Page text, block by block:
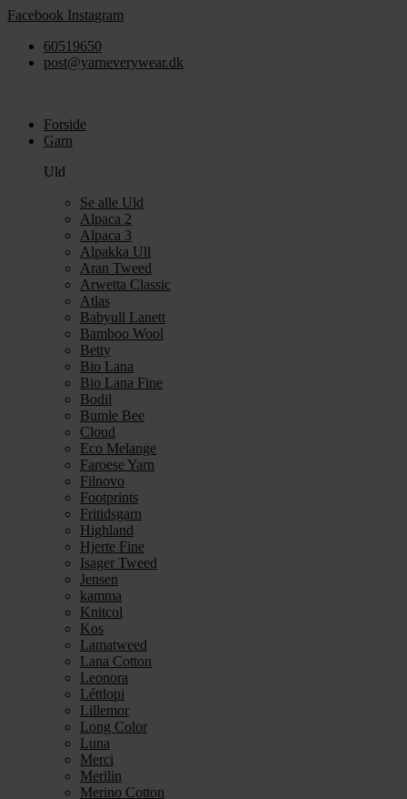
Videre
indhold
Facebook Instagram
60519650
post@yarneverywear.dk
Forside
Garn
Uld
Se alle Uld
Alpaca 2
Alpaca 3
Alpakka Ull
Aran Tweed
Arwetta Classic
Atlas
Babyull Lanett
Bamboo Wool
Betty
Bio Lana
Bio Lana Fine
Bodil
Bumle Bee
Cloud
Eco Melange
Faroese Yarn
Filnovo
Footprints
Fritidsgarn
Highland
Hjerte Fine
Isager Tweed
Jensen
kamma
Knitcol
Kos
Lamatweed
Lana Cotton
Leonora
Léttlopi
Lillemor
Long Color
Luna
Merci
Merilin
Merino Cotton